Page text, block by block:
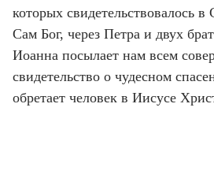
которых свидетельствовалось
Сам Бог, через Петра и двух
Иоанна посылает нам всем
свидетельство о чудесном
обретает человек в Иисусе